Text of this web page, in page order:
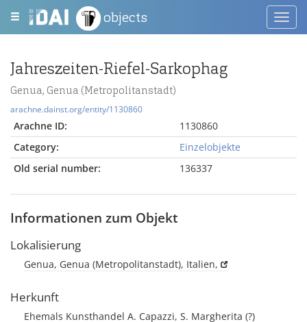
objects
Jahreszeiten-Riefel-Sarkophag
Genua, Genua (Metropolitanstadt)
arachne.dainst.org/entity/1130860
Arachne ID:
1130860
Category:
Einzelobjekte
Old serial number:
136337
Informationen zum Objekt
Lokalisierung
Genua, Genua (Metropolitanstadt), Italien,
Herkunft
Ehemals Kunsthandel A. Capazzi, S. Margherita (?)